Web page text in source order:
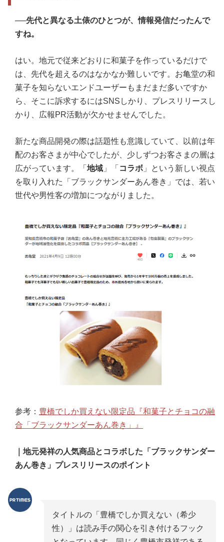
──先代と異なる土俵のひとつが、情報発信だったんで
すね。
はい。地元で従来どおりに和菓子を作っているだけで
は、先代を超えるのはなかなか難しいです。お亀堂の和
菓子を知らないエンドユーザーもまだまだ多いですか
ら、そこに訴求するにはSNSしかり、プレスリリースし
かり、広報PR活動が欠かせませんでした。
新たな商品開発の際は話題性も意識していて、以前は年
配のお客さまが中心でしたが、少しずつお客さまの層は
広がっています。「 地域 」「 コラボ 」という新しい視点
を取り入れた「ブラックサンダーあん巻き」では、若い
世代や男性客の増加につながりました。
参考： 豊橋でしか買えない限定品『和菓子とチョコの融
合「ブラックサンダーあん巻き」』
｜地元発祥の人気商品とコラボした「ブラックサンダー
あん巻き」プレスリリースのポイント
タイトルの「豊橋でしか買えない（希少
性）」は読み手の関心を引き付けるフック